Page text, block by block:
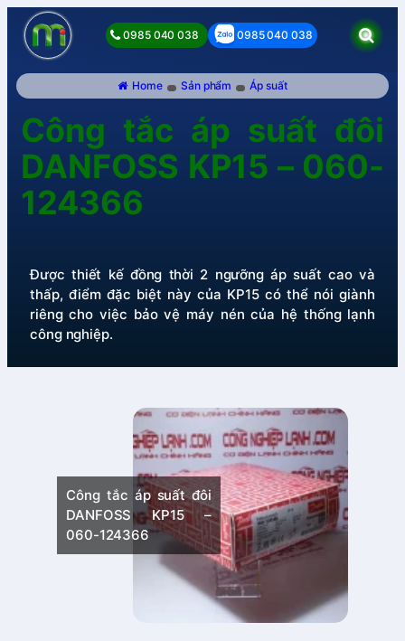
0985 040 038 0985 040 038
Home Sản phẩm Áp suất
Công tắc áp suất đôi
DANFOSS KP15 – 060-
124366
Được thiết kế đồng thời 2 ngưỡng áp suất cao và
thấp, điểm đặc biệt này của KP15 có thể nói giành
riêng cho việc bảo vệ máy nén của hệ thống lạnh
công nghiệp.
Công tắc áp suất đôi
DANFOSS KP15 –
060-124366